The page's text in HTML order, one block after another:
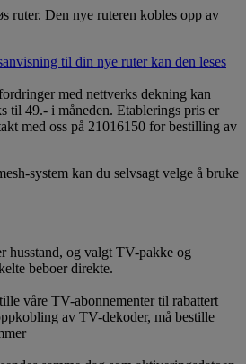
ruter. Den nye ruteren kobles opp av
til din nye ruter kan den leses
med nettverks dekning kan
til 49.- i måneden. Etablerings pris er
med oss på 21016150 for bestilling av
system kan du selvsagt velge å bruke
og valgt TV-pakke og
beboer direkte.
våre TV-abonnementer til rabattert
av TV-dekoder, må bestille